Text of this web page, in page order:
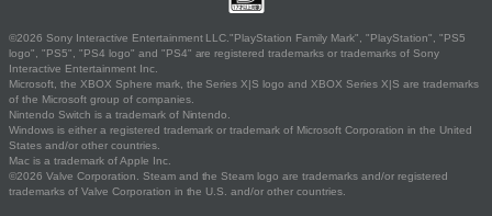
©2026 Sony Interactive Entertainment LLC."PlayStation Family Mark", "PlayStation", "PS5
logo", "PS5", "PS4 logo" and "PS4" are registered trademarks or trademarks of Sony
Interactive Entertainment Inc.
Microsoft, the XBOX Sphere mark, the Series X|S logo and XBOX Series X|S are trademarks
of the Microsoft group of companies.
Nintendo Switch is a trademark of Nintendo.
Windows is either a registered trademark or trademark of Microsoft Corporation in the United
States and/or other countries.
Mac is a trademark of Apple Inc.
©2026 Valve Corporation. Steam and the Steam logo are trademarks and/or registered
trademarks of Valve Corporation in the U.S. and/or other countries.